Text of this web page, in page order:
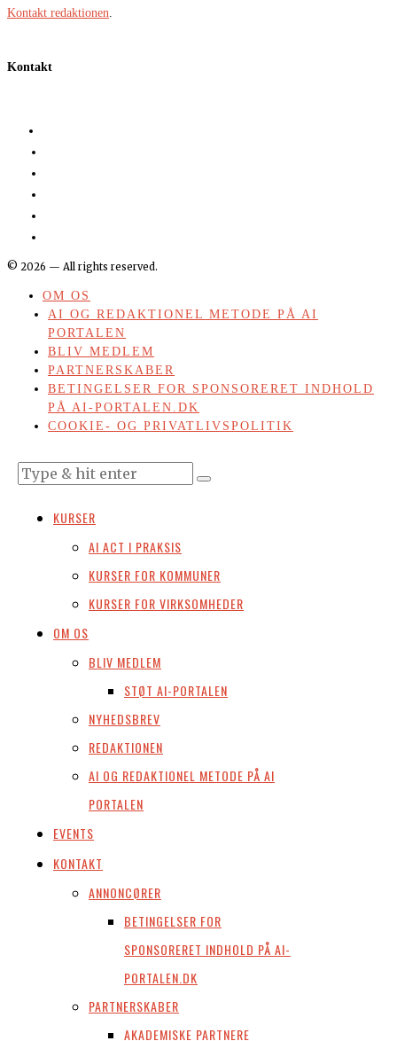
Kontakt redaktionen
Kontakt
© 2026 — All rights reserved.
OM OS
AI OG REDAKTIONEL METODE PÅ AI
PORTALEN
BLIV MEDLEM
PARTNERSKABER
BETINGELSER FOR SPONSORERET INDHOLD
PÅ AI-PORTALEN.DK
COOKIE- OG PRIVATLIVSPOLITIK
KURSER
AI ACT I PRAKSIS
KURSER FOR KOMMUNER
KURSER FOR VIRKSOMHEDER
OM OS
BLIV MEDLEM
STØT AI-PORTALEN
NYHEDSBREV
REDAKTIONEN
AI OG REDAKTIONEL METODE PÅ AI
PORTALEN
EVENTS
KONTAKT
ANNONCØRER
BETINGELSER FOR
SPONSORERET INDHOLD PÅ AI-
PORTALEN.DK
PARTNERSKABER
AKADEMISKE PARTNERE